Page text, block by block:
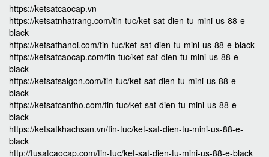
https://ketsatcaocap.vn
https://ketsatnhatrang.com/tin-tuc/ket-sat-dien-tu-mini-us-88-e-
black
https://ketsathanoi.com/tin-tuc/ket-sat-dien-tu-mini-us-88-e-black
https://ketsatcaocap.com/tin-tuc/ket-sat-dien-tu-mini-us-88-e-
black
https://ketsatsaigon.com/tin-tuc/ket-sat-dien-tu-mini-us-88-e-
black
https://ketsatcantho.com/tin-tuc/ket-sat-dien-tu-mini-us-88-e-
black
https://ketsatkhachsan.vn/tin-tuc/ket-sat-dien-tu-mini-us-88-e-
black
http://tusatcaocap.com/tin-tuc/ket-sat-dien-tu-mini-us-88-e-black